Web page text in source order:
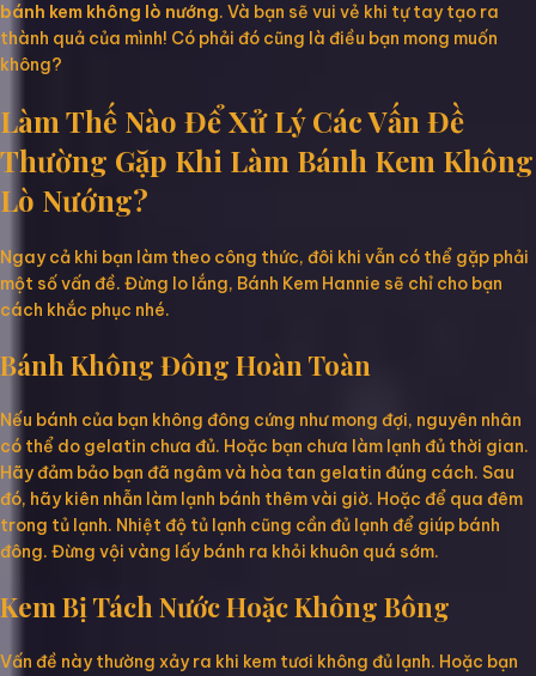
bánh kem không lò nướng. Và bạn sẽ vui vẻ khi tự tay tạo ra
thành quả của mình! Có phải đó cũng là điều bạn mong muốn
không?
Làm Thế Nào Để Xử Lý Các Vấn Đề
Thường Gặp Khi Làm Bánh Kem Không
Lò Nướng?
Ngay cả khi bạn làm theo công thức, đôi khi vẫn có thể gặp phải
một số vấn đề. Đừng lo lắng, Bánh Kem Hannie sẽ chỉ cho bạn
cách khắc phục nhé.
Bánh Không Đông Hoàn Toàn
Nếu bánh của bạn không đông cứng như mong đợi, nguyên nhân
có thể do gelatin chưa đủ. Hoặc bạn chưa làm lạnh đủ thời gian.
Hãy đảm bảo bạn đã ngâm và hòa tan gelatin đúng cách. Sau
đó, hãy kiên nhẫn làm lạnh bánh thêm vài giờ. Hoặc để qua đêm
trong tủ lạnh. Nhiệt độ tủ lạnh cũng cần đủ lạnh để giúp bánh
đông. Đừng vội vàng lấy bánh ra khỏi khuôn quá sớm.
Kem Bị Tách Nước Hoặc Không Bông
Vấn đề này thường xảy ra khi kem tươi không đủ lạnh. Hoặc bạn